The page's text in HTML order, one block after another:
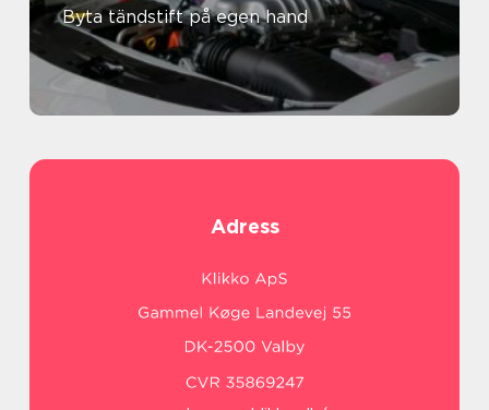
Byta tändstift på egen hand
Adress